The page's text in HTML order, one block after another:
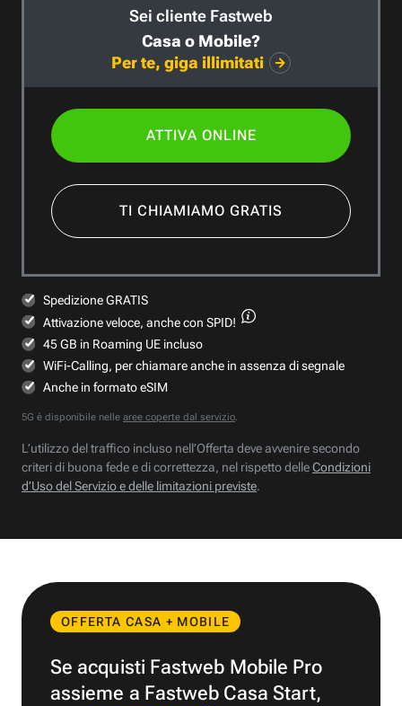
Sei cliente Fastweb
Casa o Mobile?
Per te, giga illimitati
ATTIVA ONLINE
TI CHIAMIAMO GRATIS
Spedizione GRATIS
Attivazione veloce, anche con SPID!
45 GB in Roaming UE incluso
WiFi-Calling, per chiamare anche in assenza di segnale
Anche in formato eSIM
5G è disponibile nelle aree coperte dal servizio.
L’utilizzo del traffico incluso nell’Offerta deve avvenire secondo
criteri di buona fede e di correttezza, nel rispetto delleCondizioni
d’Uso del Servizio e delle limitazioni previste.
OFFERTA CASA + MOBILE
Se acquisti Fastweb Mobile Pro
assieme a Fastweb Casa Start,